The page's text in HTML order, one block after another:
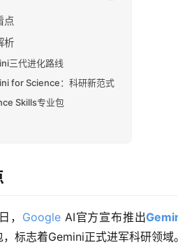
点
析
三代进化路线
for Science：科研新范式
Skills专业包
， Google AI官方宣布推出
标志着Gemini正式进军科研领域。